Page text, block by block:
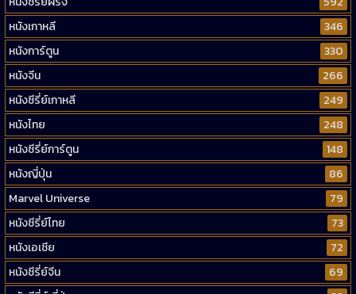
หนังเกาหลี
346
หนังการ์ตูน
330
หนังจีน
266
หนังซีรี่ย์เกาหลี
249
หนังไทย
248
หนังซีรี่ย์การ์ตูน
148
หนังญี่ปุ่น
86
Marvel Universe
79
หนังซีรี่ย์ไทย
73
หนังเอเชีย
72
หนังซีรี่ย์จีน
69